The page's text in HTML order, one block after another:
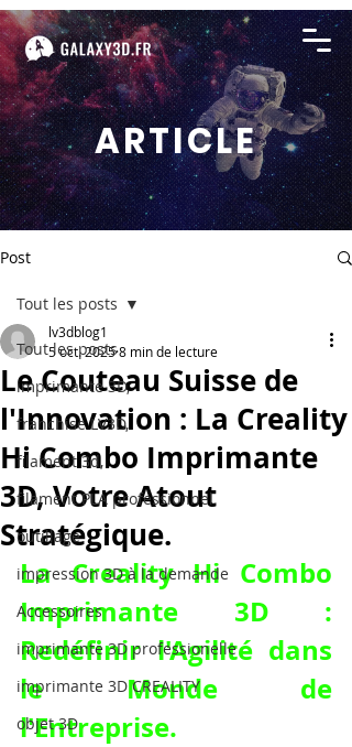
ARTICLE
Post
Tout les posts
imprimante 3D,
franchise LV3D,
filament 3d,
filament PLA professionnel
outillage
impression 3D à la demande
Accessoires
imprimante 3D professionelle
imprimante 3D CREALITY
objet 3D
Tout les posts
Le Couteau Suisse de
l'Innovation : La Creality
Hi Combo Imprimante
3D, Votre Atout
Stratégique.
lv3dblog1
5 oct. 20258 min de lecture
La Creality Hi Combo
Imprimante 3D :
Redéfinir l'Agilité dans
le Monde de
l'Entreprise.